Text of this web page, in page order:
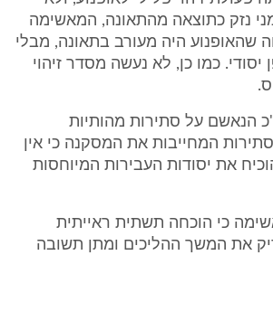
נזק כתוצאה מהתאונה, המאשימה
שהאופנוע היה מעורב בתאונה, מבלי
כמו כן, לא נעשה מסדר זיהוי
הנאשם על סתירות מהותיות
המחייבות את המסקנה כי אין
את יסודות העבירות המיוחסות
כי הוכחה תשתית ראייתית
את המשך ההליכים ומתן תשובה